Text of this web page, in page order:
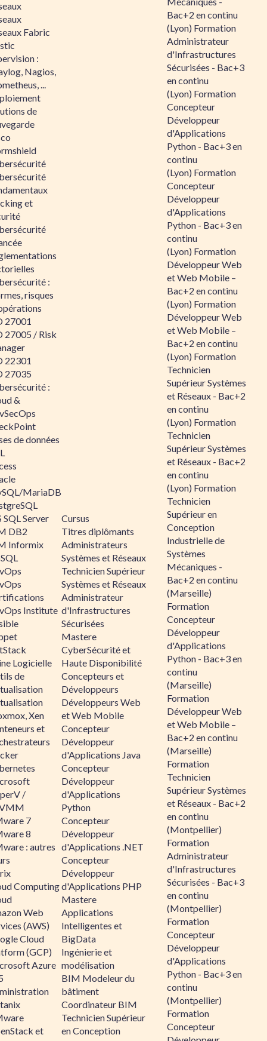
Fabric
:
Nagios,
...
de
et
:
risques
27001
27005 / Risk
22301
27035
:
&
de données
MariaDB
SQL Server
DB2
Informix
Institute
Logicielle
de
Xen
et
/
7
8
: autres
Computing
Web
(AWS)
Cloud
(GCP)
Azure
et
Cursus
Titres diplômants
Administrateurs
Systèmes et Réseaux
Technicien Supérieur
Systèmes et Réseaux
Administrateur
d'Infrastructures
Sécurisées
Mastere
CyberSécurité et
Haute Disponibilité
Concepteurs et
Développeurs
Développeurs Web
et Web Mobile
Concepteur
Développeur
d'Applications Java
Concepteur
Développeur
d'Applications
Python
Concepteur
Développeur
d'Applications .NET
Concepteur
Développeur
d'Applications PHP
Mastere
Applications
Intelligentes et
BigData
Ingénierie et
modélisation
BIM Modeleur du
bâtiment
Coordinateur BIM
Technicien Supérieur
en Conception
Bac+2 en continu
(Lyon) Formation
Administrateur
d'Infrastructures
Sécurisées - Bac+3
en continu
(Lyon) Formation
Concepteur
Développeur
d'Applications
Python - Bac+3 en
continu
(Lyon) Formation
Concepteur
Développeur
d'Applications
Python - Bac+3 en
continu
(Lyon) Formation
Développeur Web
et Web Mobile –
Bac+2 en continu
(Lyon) Formation
Développeur Web
et Web Mobile –
Bac+2 en continu
(Lyon) Formation
Technicien
Supérieur Systèmes
et Réseaux - Bac+2
en continu
(Lyon) Formation
Technicien
Supérieur Systèmes
et Réseaux - Bac+2
en continu
(Lyon) Formation
Technicien
Supérieur en
Conception
Industrielle de
Systèmes
Mécaniques -
Bac+2 en continu
(Marseille)
Formation
Concepteur
Développeur
d'Applications
Python - Bac+3 en
continu
(Marseille)
Formation
Développeur Web
et Web Mobile –
Bac+2 en continu
(Marseille)
Formation
Technicien
Supérieur Systèmes
et Réseaux - Bac+2
en continu
(Montpellier)
Formation
Administrateur
d'Infrastructures
Sécurisées - Bac+3
en continu
(Montpellier)
Formation
Concepteur
Développeur
d'Applications
Python - Bac+3 en
continu
(Montpellier)
Formation
Concepteur